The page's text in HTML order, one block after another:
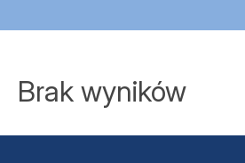
Brak wyników